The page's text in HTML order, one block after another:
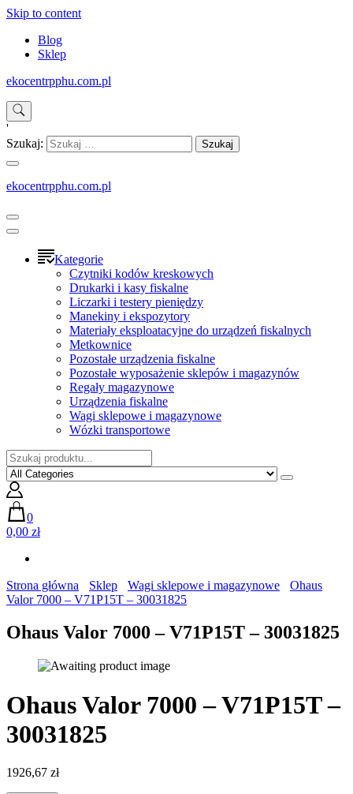
Skip to content
Blog
Sklep
ekocentrpphu.com.pl
'
Szukaj:
ekocentrpphu.com.pl
Kategorie
Czytniki kodów kreskowych
Drukarki i kasy fiskalne
Liczarki i testery pieniędzy
Manekiny i ekspozytory
Materiały eksploatacyjne do urządzeń fiskalnych
Metkownice
Pozostałe urządzenia fiskalne
Pozostałe wyposażenie sklepów i magazynów
Regały magazynowe
Urządzenia fiskalne
Wagi sklepowe i magazynowe
Wózki transportowe
0
0,00 zł
Strona główna Sklep Wagi sklepowe i magazynowe
Ohaus
Valor 7000 – V71P15T – 30031825
Ohaus Valor 7000 – V71P15T – 30031825
Ohaus Valor 7000 – V71P15T –
30031825
1926,67 zł